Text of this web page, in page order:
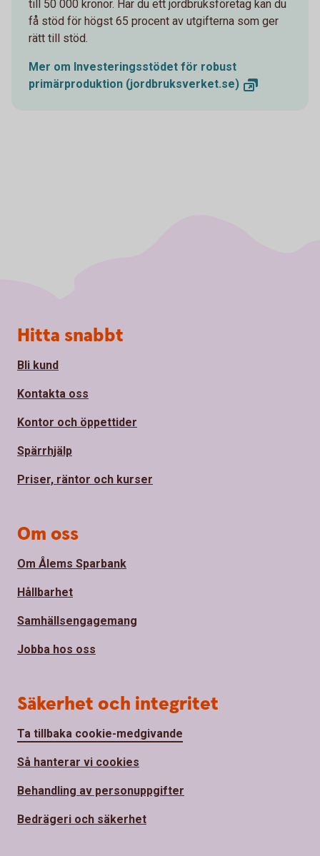
till 50 000 kronor. Har du ett jordbruksföretag kan du
få stöd för högst 65 procent av utgifterna som ger
rätt till stöd.
Mer om Investeringsstödet för robust
primärproduktion (jordbruksverket.se)
Sidfot
Hitta snabbt
Bli kund
Kontakta oss
Kontor och öppettider
Spärrhjälp
Priser, räntor och kurser
Om oss
Om Ålems Sparbank
Hållbarhet
Samhällsengagemang
Jobba hos oss
Säkerhet och integritet
Ta tillbaka cookie-medgivande
Så hanterar vi cookies
Behandling av personuppgifter
Bedrägeri och säkerhet